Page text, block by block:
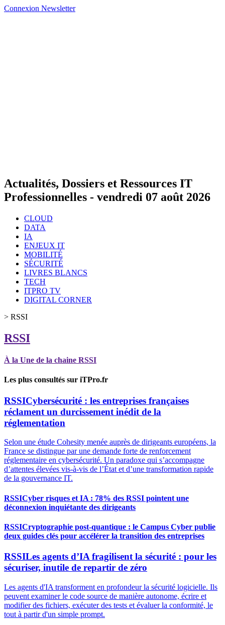
Connexion Newsletter
Actualités, Dossiers et Ressources IT
Professionnelles - vendredi 07 août 2026
CLOUD
DATA
IA
ENJEUX IT
MOBILITÉ
SÉCURITÉ
LIVRES BLANCS
TECH
ITPRO TV
DIGITAL CORNER
> RSSI
RSSI
À la Une de la chaine RSSI
Les plus consultés sur iTPro.fr
RSSICybersécurité : les entreprises françaises
réclament un durcissement inédit de la
réglementation
Selon une étude Cohesity menée auprès de dirigeants européens, la
France se distingue par une demande forte de renforcement
réglementaire en cybersécurité. Un paradoxe qui s’accompagne
d’attentes élevées vis-à-vis de l’État et d’une transformation rapide
de la gouvernance IT.
RSSICyber risques et IA : 78% des RSSI pointent une
déconnexion inquiétante des dirigeants
RSSICryptographie post-quantique : le Campus Cyber publie
deux guides clés pour accélérer la transition des entreprises
RSSILes agents d’IA fragilisent la sécurité : pour les
sécuriser, inutile de repartir de zéro
Les agents d'IA transforment en profondeur la sécurité logicielle. Ils
peuvent examiner le code source de manière autonome, écrire et
modifier des fichiers, exécuter des tests et évaluer la conformité, le
tout à partir d'un simple prompt.